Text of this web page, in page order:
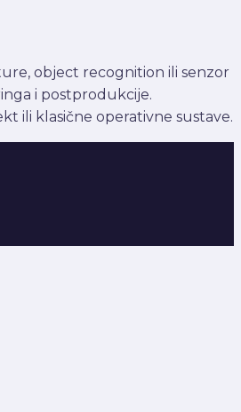
object recognition ili senzor
i postprodukcije.
ili klasične operativne sustave.